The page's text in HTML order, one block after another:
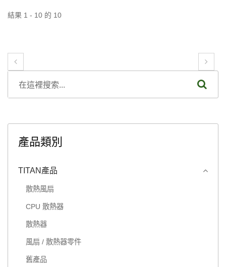
結果 1 - 10 的 10
產品類別
TITAN產品
散熱風扇
CPU 散熱器
散熱器
風扇 / 散熱器零件
舊產品